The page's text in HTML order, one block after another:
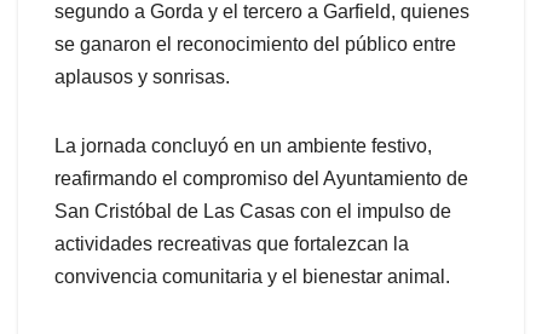
segundo a Gorda y el tercero a Garfield, quienes
se ganaron el reconocimiento del público entre
aplausos y sonrisas.
La jornada concluyó en un ambiente festivo,
reafirmando el compromiso del Ayuntamiento de
San Cristóbal de Las Casas con el impulso de
actividades recreativas que fortalezcan la
convivencia comunitaria y el bienestar animal.